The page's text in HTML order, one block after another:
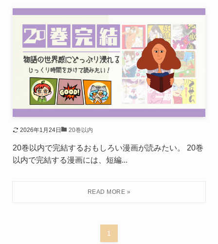
2026年1月24日 20巻以内
20巻以内で完結するおもしろい漫画が読みたい。 20巻
以内で完結する漫画には、短編...
1